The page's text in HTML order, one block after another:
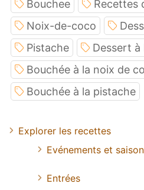
Bouchee
Recettes
Noix-de-coco
Pistache
Dessert à
Bouchée à la noix de
Bouchée à la pistache
Explorer les recettes
Evénements et saison
Entrées